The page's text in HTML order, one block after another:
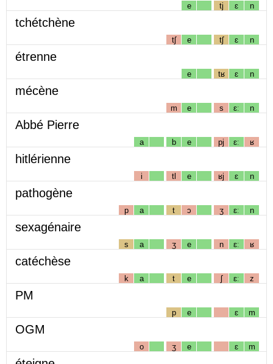
e tj ɛ n
tchétchène
tʃ e tʃ ɛ n
étrenne
e tʁ ɛ n
mécène
m e s ɛː n
Abbé Pierre
a b e pj ɛː ʁ
hitlérienne
i tl e ʁj ɛ n
pathogène
p a t ɔ ʒ ɛː n
sexagénaire
s a ʒ e n ɛː ʁ
catéchèse
k a t e ʃ ɛː z
PM
p e ɛ m
OGM
o ʒ e ɛ m